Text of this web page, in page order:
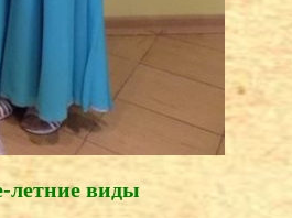
летние виды